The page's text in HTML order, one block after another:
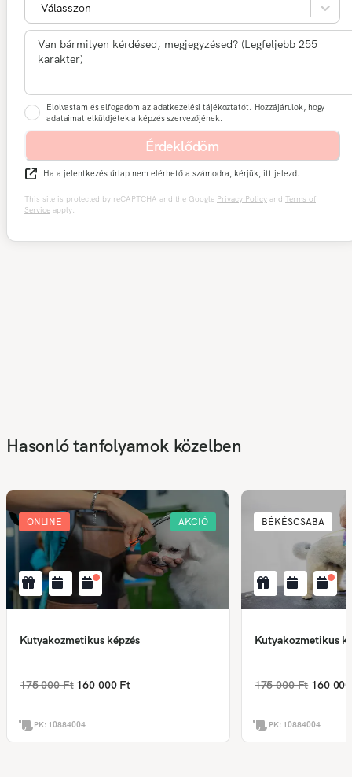
Válasszon
Elolvastam és elfogadom az adatkezelési tájékoztatót. Hozzájárulok, hogy
adataimat elküldjétek a képzés szervezőjének.
Érdeklődöm
Ha a jelentkezés űrlap nem elérhető a számodra, kérjük, itt jelezd.
This site is protected by reCAPTCHA and the Google Privacy Policy and Terms of
Service apply.
Hasonló tanfolyamok közelben
ONLINE AKCIÓ
Kutyakozmetikus képzés
175 000 Ft 160 000 Ft
PK: 10884004
BÉKÉSCSABA
Kutyakozmetikus
175 000 Ft 160
PK: 10884004